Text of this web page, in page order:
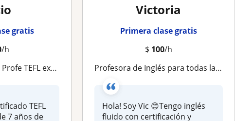
gratis
/h
Cambridge y Business English
TEFL
7 años de
Victoria
Primera clase gratis
$ 100/h
Profesora de Inglés para todas las edades
Hola! Soy Vic 😊Tengo inglés
fluido con certificación y